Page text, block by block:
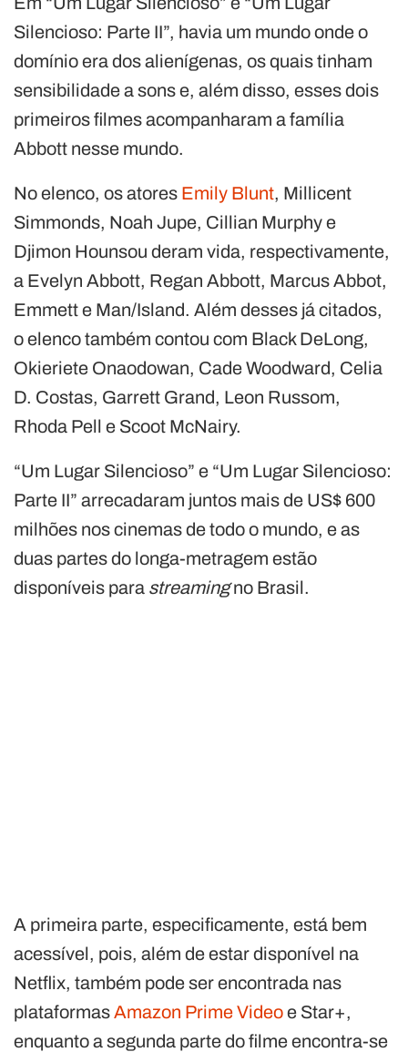
Silencioso: Parte II”, havia um mundo onde o
domínio era dos alienígenas, os quais tinham
sensibilidade a sons e, além disso, esses dois
primeiros filmes acompanharam a família
Abbott nesse mundo.
No elenco, os atores Emily Blunt, Millicent
Simmonds, Noah Jupe, Cillian Murphy e
Djimon Hounsou deram vida, respectivamente,
a Evelyn Abbott, Regan Abbott, Marcus Abbot,
Emmett e Man/Island. Além desses já citados,
o elenco também contou com Black DeLong,
Okieriete Onaodowan, Cade Woodward, Celia
D. Costas, Garrett Grand, Leon Russom,
Rhoda Pell e Scoot McNairy.
“Um Lugar Silencioso” e “Um Lugar Silencioso:
Parte II” arrecadaram juntos mais de US$ 600
milhões nos cinemas de todo o mundo, e as
duas partes do longa-metragem estão
disponíveis para streamingno Brasil.
A primeira parte, especificamente, está bem
acessível, pois, além de estar disponível na
Netflix, também pode ser encontrada nas
plataformasAmazon Prime Videoe Star+,
enquanto a segunda parte do filme encontra-se